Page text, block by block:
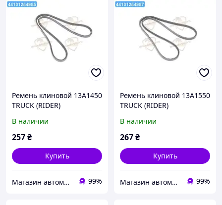
Ремень клиновой 13A1450
TRUCK (RIDER)
В наличии
257₴
Купить
Магазин автомобильных деталей 99%
Ремень клиновой 13A1550
TRUCK (RIDER)
В наличии
267₴
Купить
Магазин автомобильных деталей 99%